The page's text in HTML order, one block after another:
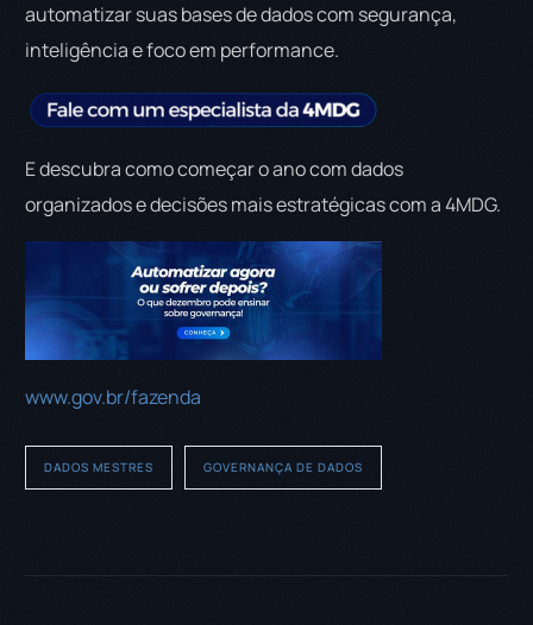
automatizar suas bases de dados com segurança,
inteligência e foco em performance.
E descubra como começar o ano com dados
organizados e decisões mais estratégicas com a 4MDG.
www.gov.br/fazenda
DADOS MESTRES GOVERNANÇA DE DADOS